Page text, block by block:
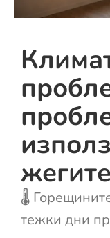
жегите
🌡️
тежки дни